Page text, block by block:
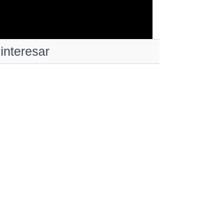
interesar